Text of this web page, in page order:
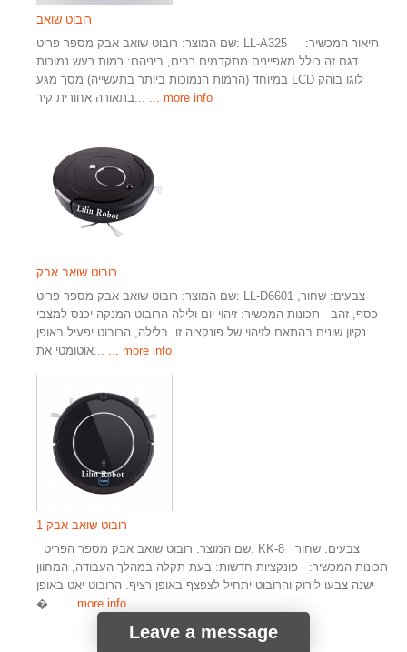
רובוט שואב
שם המוצר: רובוט שואב אבק מספר פריט: LL-A325 תיאור המכשיר:
דגם זה כולל מאפיינים מתקדמים רבים, ביניהם: רמות רעש נמוכות
במיוחד (הרמות הנמוכות ביותר בתעשייה) מסך מגע LCD לוגו בוהק
... more info
רובוט שואב אבק
שם המוצר: רובוט שואב אבק מספר פריט: LL-D6601 צבעים: שחור,
כסף, זהב תכונות המכשיר: זיהוי יום ולילה הרובוט המנקה יכנס למצבי
נקיון שונים בהתאם לזיהוי של פונקציה זו. בלילה, הרובוט יפעיל באופן
... more info
1 רובוט שואב אבק
תכונות המכשיר: פונקציות חדשות: בעת תקלה במהלך העבודה, המחוון
ישנה צבעו לירוק והרובוט יתחיל לצפצף באופן רציף. הרובוט יאט באופן
�...
... more info
Leave a message